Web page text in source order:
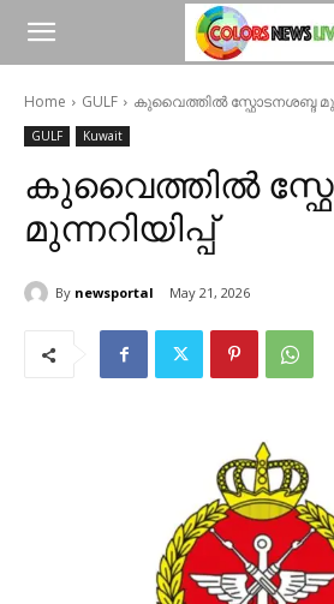
Home GULF കുവൈത്തിൽ സ്ഫോടനശബ്ദ
GULF Kuwait
കുവൈത്തിൽ
മുന്നറിയിപ്പ്
By newsportal May 21, 2026